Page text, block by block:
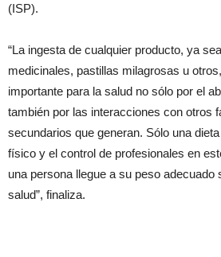
(ISP).
“La ingesta de cualquier producto, ya
medicinales, pastillas milagrosas u
importante para la salud no sólo por el
también por las interacciones con otros
secundarios que generan. Sólo una
físico y el control de profesionales en
una persona llegue a su peso adecuado
salud”, finaliza.